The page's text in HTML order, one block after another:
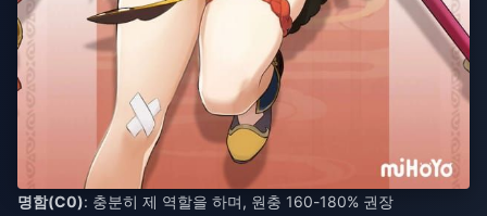
명함(C0): 충분히 제 역할을 하며, 원충 160-180% 권장